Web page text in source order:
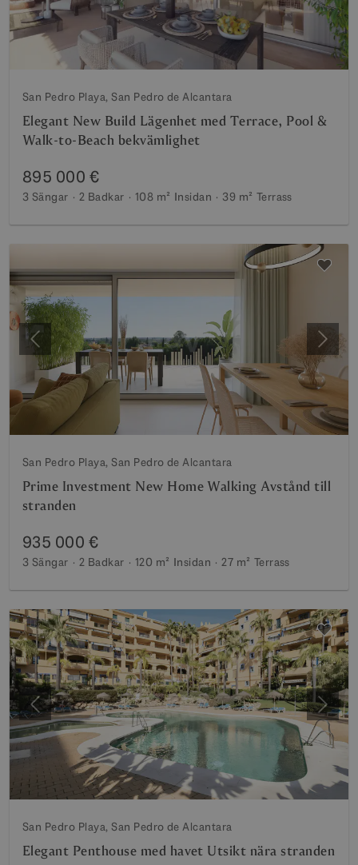
San Pedro Playa, San Pedro de Alcantara
Elegant New Build Lägenhet med Terrace, Pool &
Walk-to-Beach bekvämlighet
895 000 €
3 Sängar 2 Badkar 108 m² Insidan 39 m² Terrass
Föregående Nästa
San Pedro Playa, San Pedro de Alcantara
Prime Investment New Home Walking Avstånd till
stranden
935 000 €
3 Sängar 2 Badkar 120 m² Insidan 27 m² Terrass
Föregående Nästa
San Pedro Playa, San Pedro de Alcantara
Elegant Penthouse med havet Utsikt nära stranden